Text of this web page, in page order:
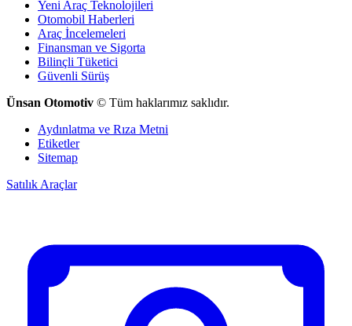
Yeni Araç Teknolojileri
Otomobil Haberleri
Araç İncelemeleri
Finansman ve Sigorta
Bilinçli Tüketici
Güvenli Sürüş
Ünsan Otomotiv © Tüm haklarımız saklıdır.
Aydınlatma ve Rıza Metni
Etiketler
Sitemap
Satılık Araçlar